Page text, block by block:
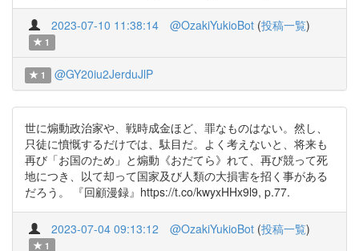
2023-07-10 11:38:14 @OzakiYukioBot (投稿一覧)
1
1 @GY20iu2JerduJlP
世に煽動政治家や、戦時成金ほど、罪なものはない。然し、
只徒に憤慨するだけでは、駄目だ。よく考えないと、将来も
再び「お国のため」と煽動《おだてら》れて、再び競って死
地につき、以て却って国家及び人類の大損害を招く事がある
だろう。 『回顧漫録』https://t.co/kwyxHHx9l9, p.77.
2023-07-04 09:13:12 @OzakiYukioBot (投稿一覧)
1